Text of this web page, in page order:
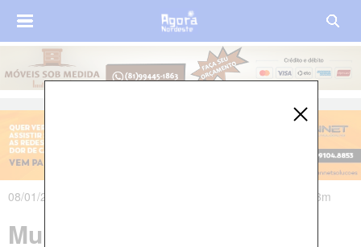
08/01/2020 às 19h28m - Atualizado em 08/01/2020 às 20h03m
Mulher é encontrada morta